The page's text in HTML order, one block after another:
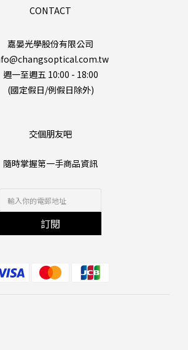
CONTACT
嘉晏光學股份有限公司
週一至週五 10:00 - 18:00
(國定假日/例假日除外)
交個朋友吧
隨時掌握第一手商品資訊
訂閱